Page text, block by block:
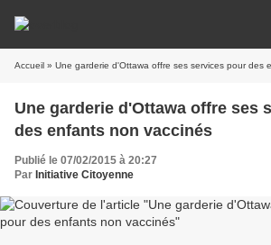
Accueil » Une garderie d'Ottawa offre ses services pour des
Une garderie d'Ottawa offre ses
des enfants non vaccinés
Publié le 07/02/2015 à 20:27
Par Initiative Citoyenne